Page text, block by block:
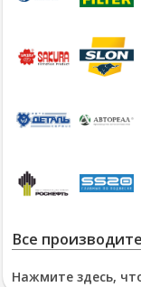
Все
Нажмите здесь,